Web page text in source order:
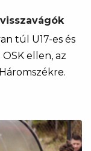
túl U17-es és
ellen, az